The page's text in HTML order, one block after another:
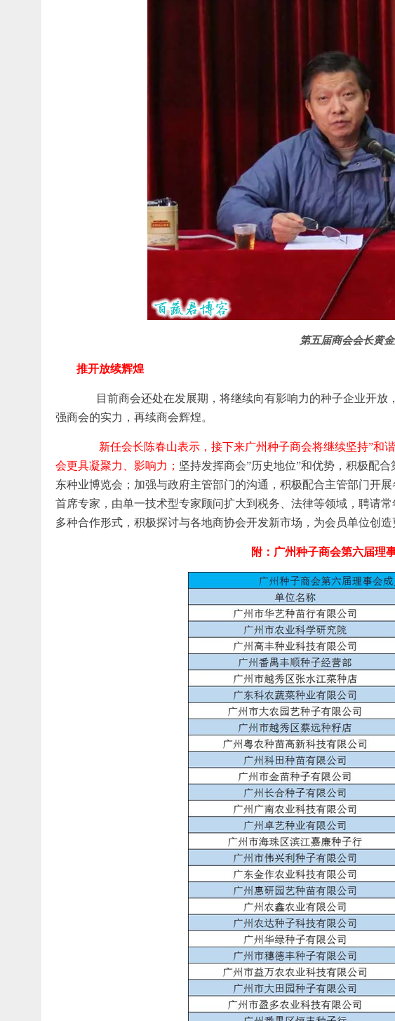
第五届商会会长黄
推开放续辉煌
目前商会还处在发展期，将继续向有影响力的种子企业开放
强商会的实力，再续商会辉煌。
新任会长陈春山表示，接下来广州种子商会将继续坚持”和
会更具凝聚力、影响力； 坚持发挥商会”历史地位”和优势，积极配
东种业博览会；加强与政府主管部门的沟通，积极配合主管部门开
首席专家，由单一技术型专家顾问扩大到税务、法律等领域，聘请
多种合作形式，积极探讨与各地商协会开发新市场，为会员单位创造
附：广州种子商会第六届理